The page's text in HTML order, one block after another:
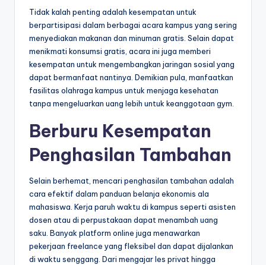
Tidak kalah penting adalah kesempatan untuk
berpartisipasi dalam berbagai acara kampus yang sering
menyediakan makanan dan minuman gratis. Selain dapat
menikmati konsumsi gratis, acara ini juga memberi
kesempatan untuk mengembangkan jaringan sosial yang
dapat bermanfaat nantinya. Demikian pula, manfaatkan
fasilitas olahraga kampus untuk menjaga kesehatan
tanpa mengeluarkan uang lebih untuk keanggotaan gym.
Berburu Kesempatan
Penghasilan Tambahan
Selain berhemat, mencari penghasilan tambahan adalah
cara efektif dalam panduan belanja ekonomis ala
mahasiswa. Kerja paruh waktu di kampus seperti asisten
dosen atau di perpustakaan dapat menambah uang
saku. Banyak platform online juga menawarkan
pekerjaan freelance yang fleksibel dan dapat dijalankan
di waktu senggang. Dari mengajar les privat hingga